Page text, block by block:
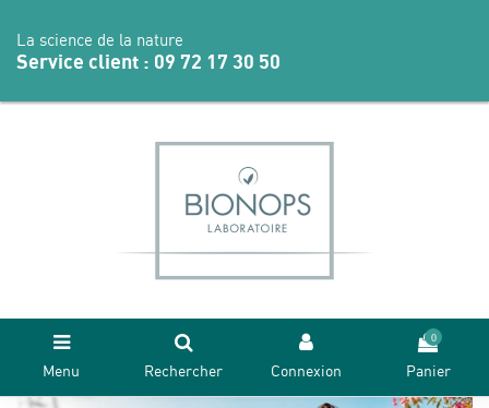
La science de la nature
Service client : 09 72 17 30 50
Menu Rechercher Connexion
0
Panier